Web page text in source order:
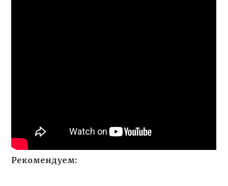
Рекомендуем: